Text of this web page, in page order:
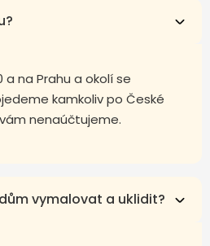
a na Prahu a okolí se
kamkoliv po České
nenaúčtujeme.
vymalovat a uklidit?